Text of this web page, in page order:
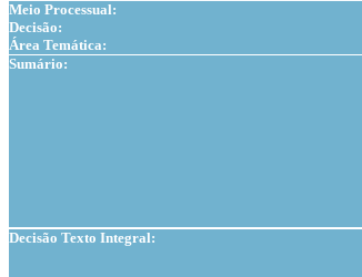
Meio Processual:
Decisão:
Área Temática:
Sumário:
Decisão Texto Integral: